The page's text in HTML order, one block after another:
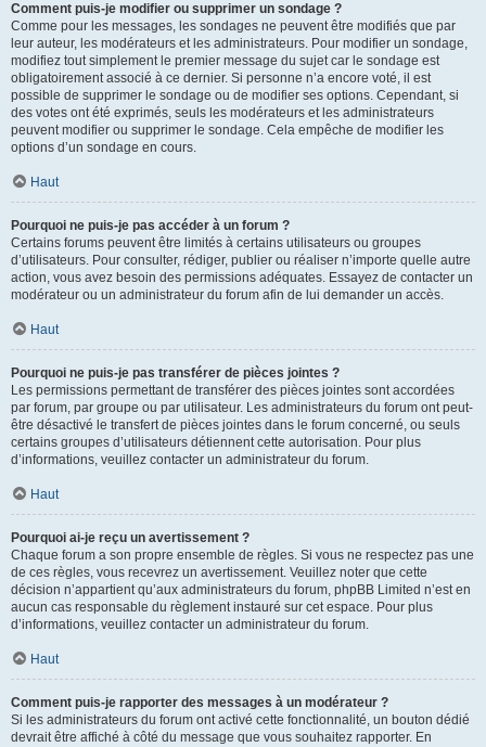
Comment puis-je modifier ou supprimer un sondage ?
Comme pour les messages, les sondages ne peuvent être modifiés que par
leur auteur, les modérateurs et les administrateurs. Pour modifier un sondage,
modifiez tout simplement le premier message du sujet car le sondage est
obligatoirement associé à ce dernier. Si personne n’a encore voté, il est
possible de supprimer le sondage ou de modifier ses options. Cependant, si
des votes ont été exprimés, seuls les modérateurs et les administrateurs
peuvent modifier ou supprimer le sondage. Cela empêche de modifier les
options d’un sondage en cours.
Haut
Pourquoi ne puis-je pas accéder à un forum ?
Certains forums peuvent être limités à certains utilisateurs ou groupes
d’utilisateurs. Pour consulter, rédiger, publier ou réaliser n’importe quelle autre
action, vous avez besoin des permissions adéquates. Essayez de contacter un
modérateur ou un administrateur du forum afin de lui demander un accès.
Haut
Pourquoi ne puis-je pas transférer de pièces jointes ?
Les permissions permettant de transférer des pièces jointes sont accordées
par forum, par groupe ou par utilisateur. Les administrateurs du forum ont peut-
être désactivé le transfert de pièces jointes dans le forum concerné, ou seuls
certains groupes d’utilisateurs détiennent cette autorisation. Pour plus
d’informations, veuillez contacter un administrateur du forum.
Haut
Pourquoi ai-je reçu un avertissement ?
Chaque forum a son propre ensemble de règles. Si vous ne respectez pas une
de ces règles, vous recevrez un avertissement. Veuillez noter que cette
décision n’appartient qu’aux administrateurs du forum, phpBB Limited n’est en
aucun cas responsable du règlement instauré sur cet espace. Pour plus
d’informations, veuillez contacter un administrateur du forum.
Haut
Comment puis-je rapporter des messages à un modérateur ?
Si les administrateurs du forum ont activé cette fonctionnalité, un bouton dédié
devrait être affiché à côté du message que vous souhaitez rapporter. En